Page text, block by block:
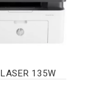
LASER 135W